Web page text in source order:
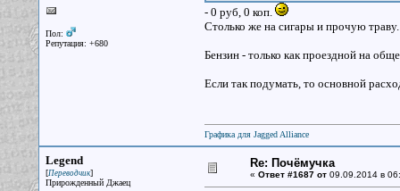
Пол:
Репутация: +680
- 0 руб, 0 коп.
Столько же на сигары и прочую траву.
Бензин - только как проездной на
Если так подумать, то основной
Графика для Jagged Alliance
Legend
[Переводчик]
Прирожденный Джаец
Re: Почёмучка
« Ответ #1687 от09.09.2014 в